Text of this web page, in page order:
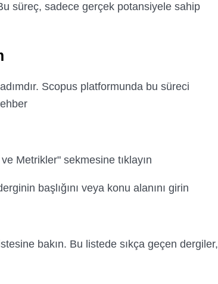
süreç, sadece gerçek potansiyele sahip
Scopus platformunda bu süreci
Metrikler" sekmesine tıklayın.
başlığını veya konu alanını girin.
bakın. Bu listede sıkça geçen dergiler,